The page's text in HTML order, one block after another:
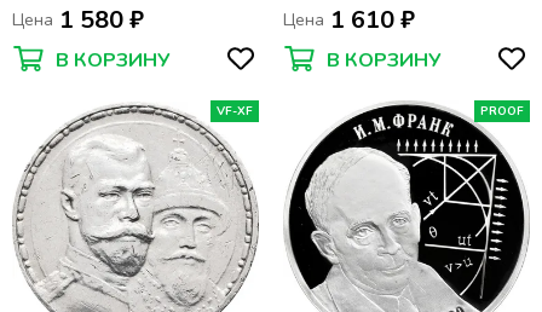
Цена 1 580 ₽
В КОРЗИНУ
Цена 1 610 ₽
В КОРЗИНУ
VF-XF PROOF